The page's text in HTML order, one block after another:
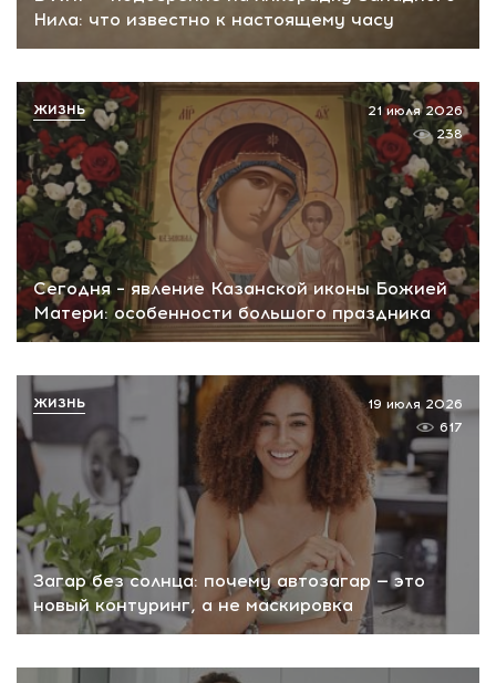
Нила: что известно к настоящему часу
Сегодня – явление Казанской иконы Божией
Матери: особенности большого праздника
21 июля 2026
238
ЖИЗНЬ
Загар без солнца: почему автозагар — это
новый контуринг, а не маскировка
19 июля 2026
617
ЖИЗНЬ